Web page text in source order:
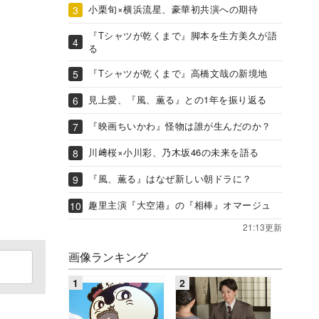
小栗旬×横浜流星、豪華初共演への期待
『Tシャツが乾くまで』脚本を生方美久が語
る
『Tシャツが乾くまで』高橋文哉の新境地
見上愛、『風、薫る』との1年を振り返る
『映画ちいかわ』怪物は誰が生んだのか？
川﨑桜×小川彩、乃木坂46の未来を語る
『風、薫る』はなぜ新しい朝ドラに？
趣里主演『大空港』の『相棒』オマージュ
21:13更新
画像ランキング